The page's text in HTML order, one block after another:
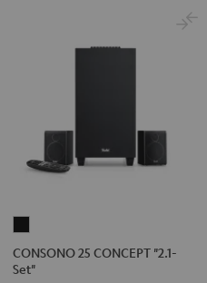
25
CONCEPT
CONSONO 25 CONCEPT "2.1-
Set"